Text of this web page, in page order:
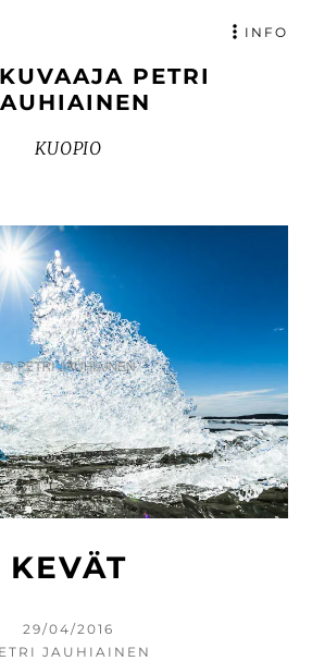
PETRI
KUOPIO
INFO
KEVÄT
KIRJOITETTU
29/04/2016
JAUHIAINEN